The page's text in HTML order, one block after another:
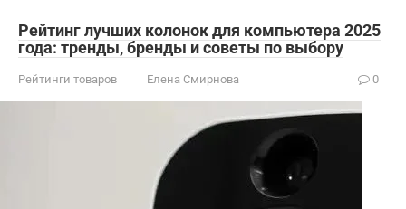
Рейтинг лучших колонок для компьютера 2025
года: тренды, бренды и советы по выбору
Рейтинги товаров Елена Смирнова 0